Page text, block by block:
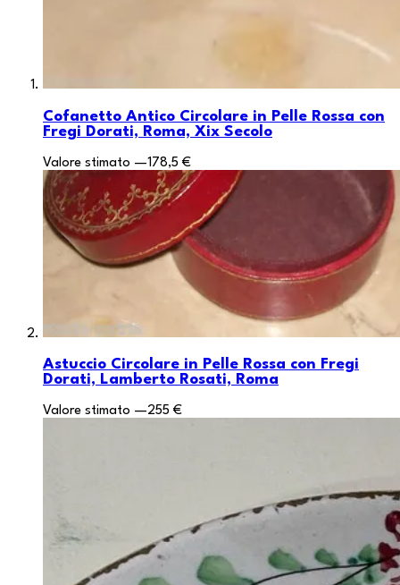
Cofanetto Antico Circolare in Pelle Rossa con
Fregi Dorati, Roma, Xix Secolo
Valore stimato —178,5 €
Astuccio Circolare in Pelle Rossa con Fregi
Dorati, Lamberto Rosati, Roma
Valore stimato —255 €